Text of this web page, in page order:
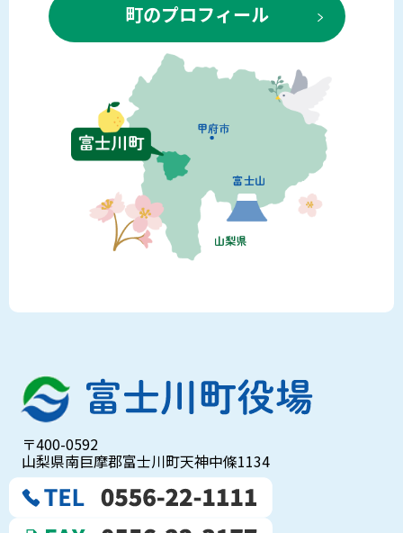
町のプロフィール
〒400-0592
山梨県南巨摩郡富士川町天神中條1134